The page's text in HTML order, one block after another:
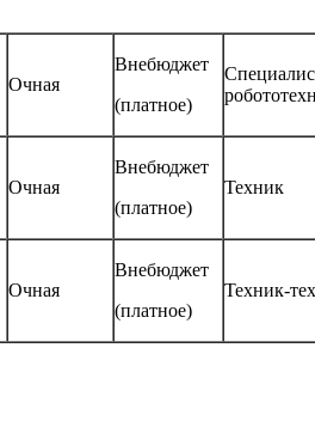
Очная
Внебюджет
(платное)
Очная
Внебюджет
(платное)
Техник
Очная
Внебюджет
(платное)
Техник-